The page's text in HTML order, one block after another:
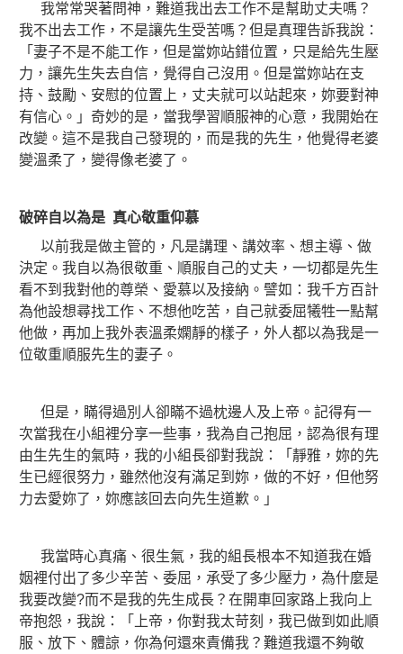
我常常哭著問神，難道我出去工作不是幫助丈夫嗎？
我不出去工作，不是讓先生受苦嗎？但是真理告訴我說：
「妻子不是不能工作，但是當妳站錯位置，只是給先生壓
力，讓先生失去自信，覺得自己沒用。但是當妳站在支
持、鼓勵、安慰的位置上，丈夫就可以站起來，妳要對神
有信心。」奇妙的是，當我學習順服神的心意，我開始在
改變。這不是我自己發現的，而是我的先生，他覺得老婆
變溫柔了，變得像老婆了。
破碎自以為是 真心敬重仰慕
以前我是做主管的，凡是講理、講效率、想主導、做
決定。我自以為很敬重、順服自己的丈夫，一切都是先生
看不到我對他的尊榮、愛慕以及接納。譬如：我千方百計
為他設想尋找工作、不想他吃苦，自己就委屈犧牲一點幫
他做，再加上我外表溫柔嫻靜的樣子，外人都以為我是一
位敬重順服先生的妻子。
但是，瞞得過別人卻瞞不過枕邊人及上帝。記得有一
次當我在小組裡分享一些事，我為自己抱屈，認為很有理
由生先生的氣時，我的小組長卻對我說：「靜雅，妳的先
生已經很努力，雖然他沒有滿足到妳，做的不好，但他努
力去愛妳了，妳應該回去向先生道歉。」
我當時心真痛、很生氣，我的組長根本不知道我在婚
姻裡付出了多少辛苦、委屈，承受了多少壓力，為什麼是
我要改變?而不是我的先生成長？在開車回家路上我向上
帝抱怨，我說：「上帝，你對我太苛刻，我已做到如此順
服、放下、體諒，你為何還來責備我？難道我還不夠敬